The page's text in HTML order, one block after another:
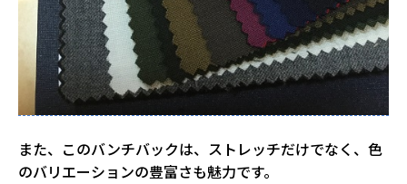
また、このバンチバックは、ストレッチだけでなく、色
のバリエーションの豊富さも魅力です。